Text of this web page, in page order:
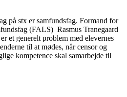
på stx er samfundsfag. Formand for
(FALS) Rasmus Tranegaard
et generelt problem med elevernes
til at mødes, når censor og
kompetence skal samarbejde til